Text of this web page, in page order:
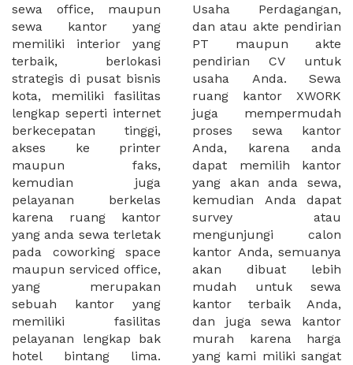
sewa office, maupun
sewa kantor yang
memiliki interior yang
terbaik, berlokasi
strategis di pusat bisnis
kota, memiliki fasilitas
lengkap seperti internet
berkecepatan tinggi,
akses ke printer
maupun faks,
kemudian juga
pelayanan berkelas
karena ruang kantor
yang anda sewa terletak
pada coworking space
maupun serviced office,
yang merupakan
sebuah kantor yang
memiliki fasilitas
pelayanan lengkap bak
hotel bintang lima.
Usaha Perdagangan,
dan atau akte pendirian
PT maupun akte
pendirian CV untuk
usaha Anda. Sewa
ruang kantor XWORK
juga mempermudah
proses sewa kantor
Anda, karena anda
dapat memilih kantor
yang akan anda sewa,
kemudian Anda dapat
survey atau
mengunjungi calon
kantor Anda, semuanya
akan dibuat lebih
mudah untuk sewa
kantor terbaik Anda,
dan juga sewa kantor
murah karena harga
yang kami miliki sangat